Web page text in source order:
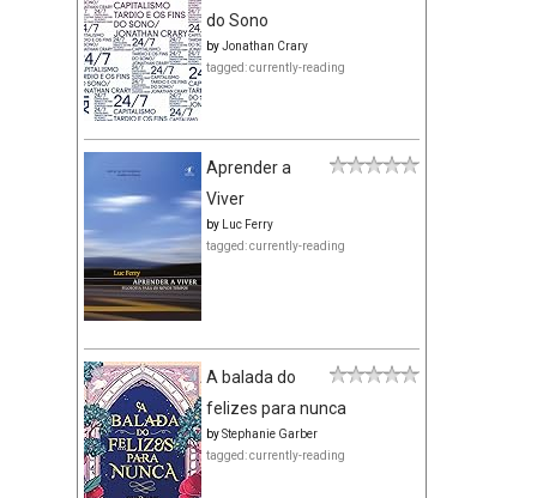
do Sono
byJonathan Crary
tagged: currently-reading
Aprender a
Viver
by
Luc Ferry
tagged: currently-reading
A balada do
felizes para nunca
byStephanie Garber
tagged: currently-reading